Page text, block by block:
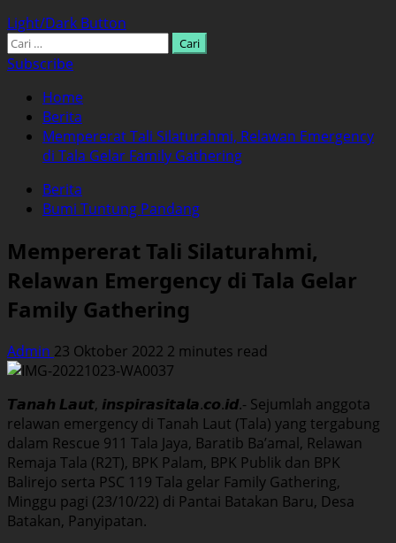
Light/Dark Button
Cari
untuk:
Subscribe
Home
Berita
Mempererat Tali Silaturahmi, Relawan Emergency
di Tala Gelar Family Gathering
Berita
Bumi Tuntung Pandang
Mempererat Tali Silaturahmi,
Relawan Emergency di Tala Gelar
Family Gathering
Admin 23 Oktober 2022 2 minutes read
𝙏𝙖𝙣𝙖𝙝 𝙇𝙖𝙪𝙩, 𝙞𝙣𝙨𝙥𝙞𝙧𝙖𝙨𝙞𝙩𝙖𝙡𝙖.𝙘𝙤.𝙞𝙙.- Sejumlah anggota
relawan emergency di Tanah Laut (Tala) yang tergabung
dalam Rescue 911 Tala Jaya, Baratib Ba’amal, Relawan
Remaja Tala (R2T), BPK Palam, BPK Publik dan BPK
Balirejo serta PSC 119 Tala gelar Family Gathering,
Minggu pagi (23/10/22) di Pantai Batakan Baru, Desa
Batakan, Panyipatan.